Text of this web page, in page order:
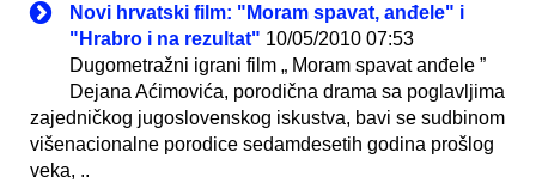
Novi hrvatski film: "Moram spavat, anđele" i
"Hrabro i na rezultat" 10/05/2010 07:53
Dugometražni igrani film „ Moram spavat anđele ”
Dejana Aćimovića, porodična drama sa poglavljima
zajedničkog jugoslovenskog iskustva, bavi se sudbinom
višenacionalne porodice sedamdesetih godina prošlog
veka, ..